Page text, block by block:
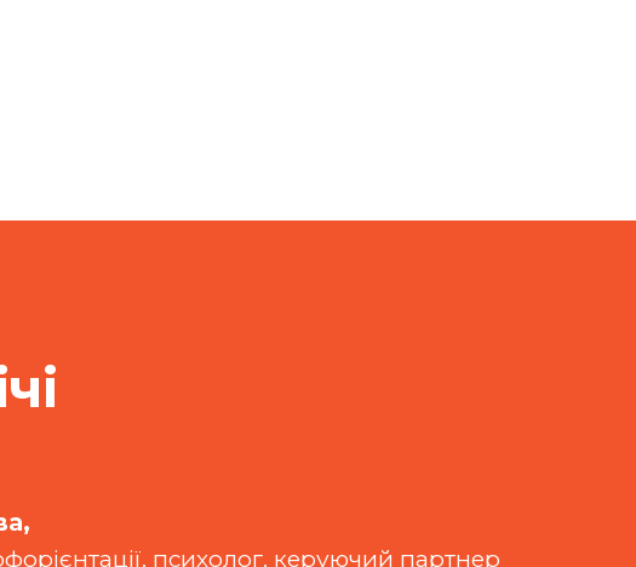
психолог, керуючий партнер